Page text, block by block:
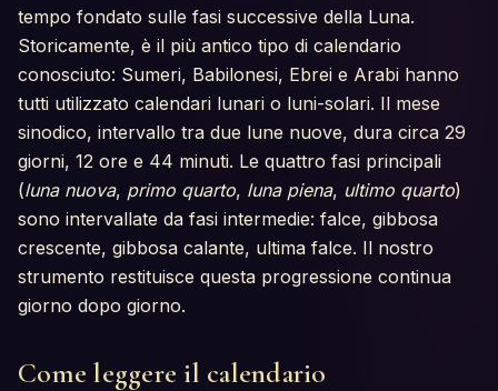
tempo fondato sulle fasi successive della Luna.
Storicamente, è il più antico tipo di calendario
conosciuto: Sumeri, Babilonesi, Ebrei e Arabi hanno
tutti utilizzato calendari lunari o luni-solari. Il mese
sinodico, intervallo tra due lune nuove, dura circa 29
giorni, 12 ore e 44 minuti. Le quattro fasi principali
(luna nuova, primo quarto, luna piena, ultimo quarto)
sono intervallate da fasi intermedie: falce, gibbosa
crescente, gibbosa calante, ultima falce. Il nostro
strumento restituisce questa progressione continua
giorno dopo giorno.
Come leggere il calendario